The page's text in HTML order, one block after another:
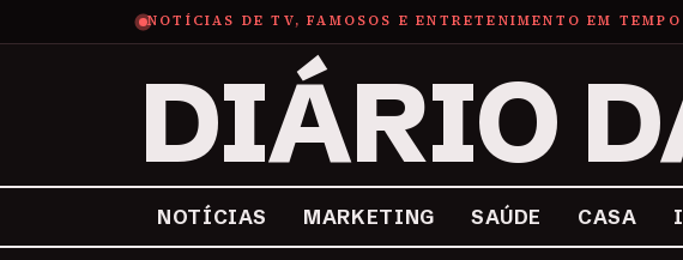
NOTÍCIAS DE TV, FAMOSOS E ENTRETENIMENTO EM TEMPO
DIÁRIO
NOTÍCIAS MARKETING SAÚDE CASA